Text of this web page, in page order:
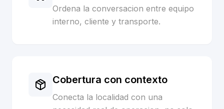
Ordena la conversacion entre equipo
interno, cliente y transporte.
Cobertura con contexto
Conecta la localidad con una